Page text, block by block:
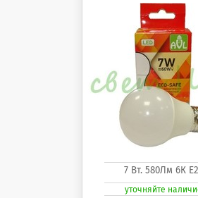
7 Вт. 580Лм 6К
уточняйте